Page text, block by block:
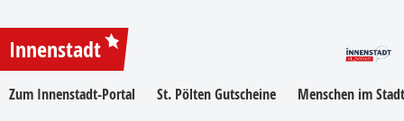
Innenstadt
Zum Innenstadt-Portal St. Pölten Gutscheine Menschen im